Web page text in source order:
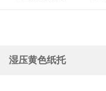
湿压黄色纸托